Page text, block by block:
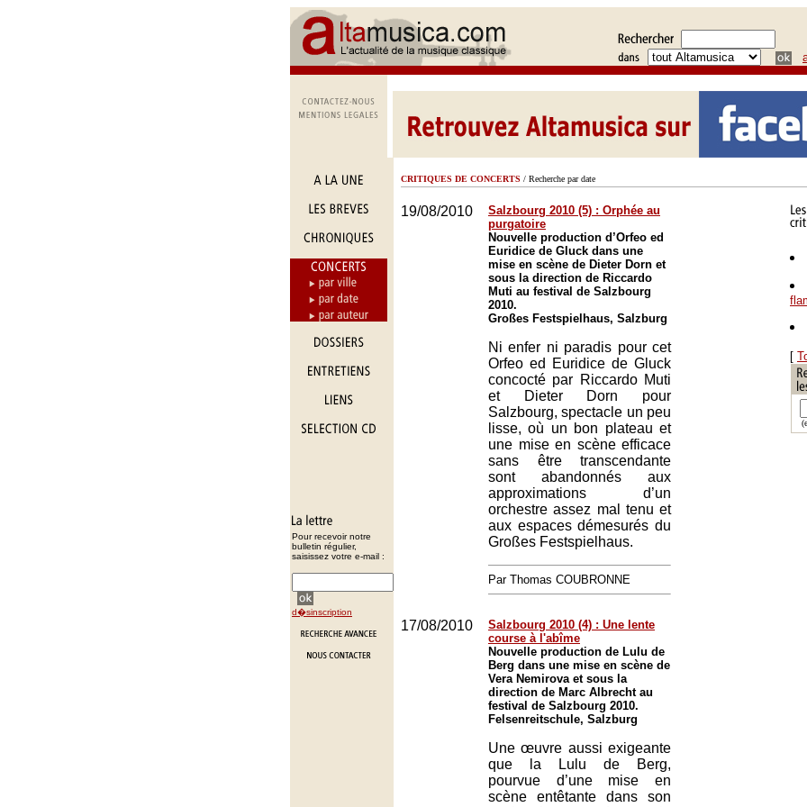
Pour recevoir notre
bulletin régulier,
saisissez votre e-mail :
d�sinscription
CRITIQUES DE CONCERTS / Recherche par date
19/08/2010
Salzbourg 2010 (5) : Orphée au
purgatoire
Nouvelle production d’Orfeo ed
Euridice de Gluck dans une
mise en scène de Dieter Dorn et
sous la direction de Riccardo
Muti au festival de Salzbourg
2010.
Großes Festspielhaus, Salzburg
Ni enfer ni paradis pour cet
Orfeo ed Euridice de Gluck
concocté par Riccardo Muti
et Dieter Dorn pour
Salzbourg, spectacle un peu
lisse, où un bon plateau et
une mise en scène efficace
sans être transcendante
sont abandonnés aux
approximations d’un
orchestre assez mal tenu et
aux espaces démesurés du
Großes Festspielhaus.
Par Thomas COUBRONNE
17/08/2010
Salzbourg 2010 (4) : Une lente
course à l'abîme
Nouvelle production de Lulu de
Berg dans une mise en scène de
Vera Nemirova et sous la
direction de Marc Albrecht au
festival de Salzbourg 2010.
Felsenreitschule, Salzburg
Une œuvre aussi exigeante
que la Lulu de Berg,
pourvue d’une mise en
scène entêtante dans son
[